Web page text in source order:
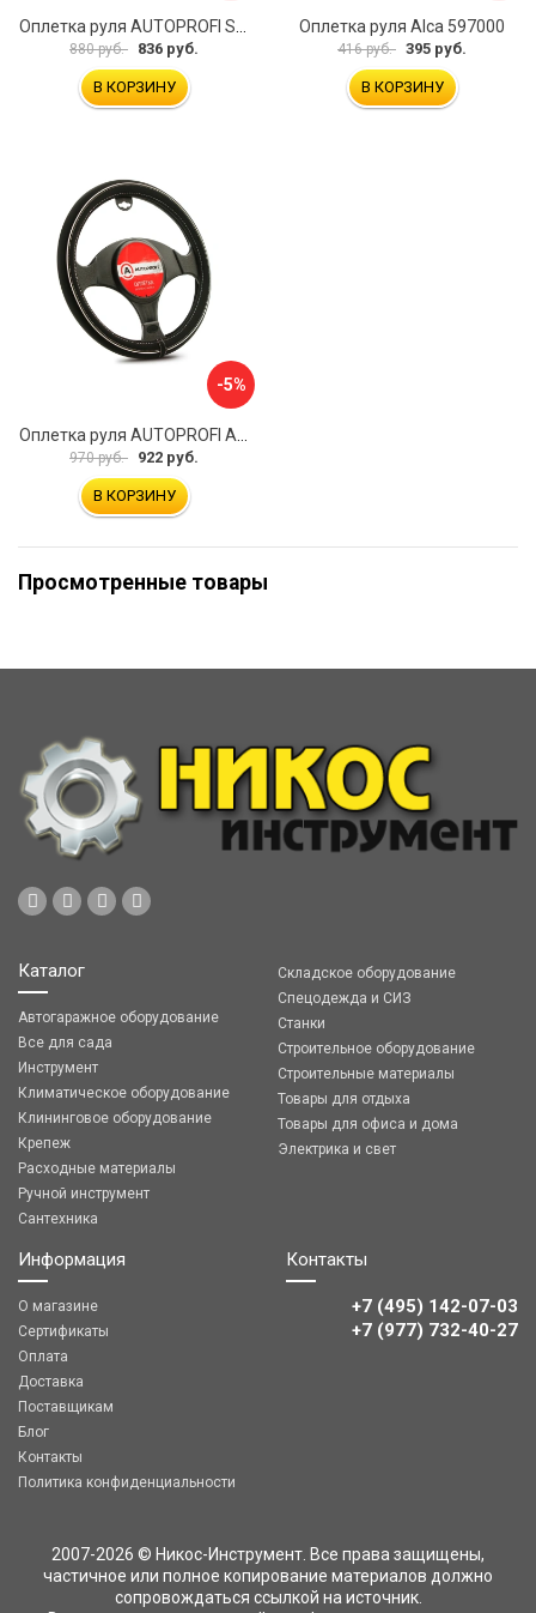
880 руб. 836 руб.
В КОРЗИНУ
Оплетка руля Alca 597000
416 руб. 395 руб.
В КОРЗИНУ
-5%
970 руб. 922 руб.
В КОРЗИНУ
Просмотренные товары
Каталог
Автогаражное оборудование
Все для сада
Инструмент
Климатическое оборудование
Клининговое оборудование
Крепеж
Расходные материалы
Ручной инструмент
Сантехника
Складское оборудование
Спецодежда и СИЗ
Станки
Строительное оборудование
Строительные материалы
Товары для отдыха
Товары для офиса и дома
Электрика и свет
Информация
О магазине
Сертификаты
Оплата
Доставка
Поставщикам
Блог
Контакты
Политика конфиденциальности
Контакты
+7 (495) 142-07-03
‎‎+7 (977) 732-40-27
2007-2026 © Никос-Инструмент. Все права защищены,
частичное или полное копирование материалов должно
сопровождаться ссылкой на источник.